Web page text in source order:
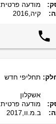
מודעה פרטית
קיה,2016

תחליפי חדש
אשקלון
מודעה פרטית
ב.מ.וו,2017